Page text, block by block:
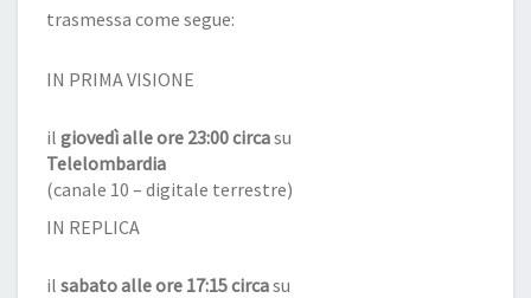
trasmessa come segue:
IN PRIMA VISIONE
il giovedì alle ore 23:00 circasu
Telelombardia
(canale 10 – digitale terrestre)
IN REPLICA
il sabato alle ore 17:15 circasu